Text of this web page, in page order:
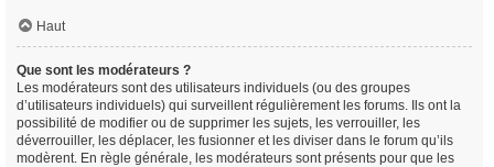
Haut
Que sont les modérateurs ?
Les modérateurs sont des utilisateurs individuels (ou des groupes
d’utilisateurs individuels) qui surveillent régulièrement les forums. Ils ont la
possibilité de modifier ou de supprimer les sujets, les verrouiller, les
déverrouiller, les déplacer, les fusionner et les diviser dans le forum qu’ils
modèrent. En règle générale, les modérateurs sont présents pour que les